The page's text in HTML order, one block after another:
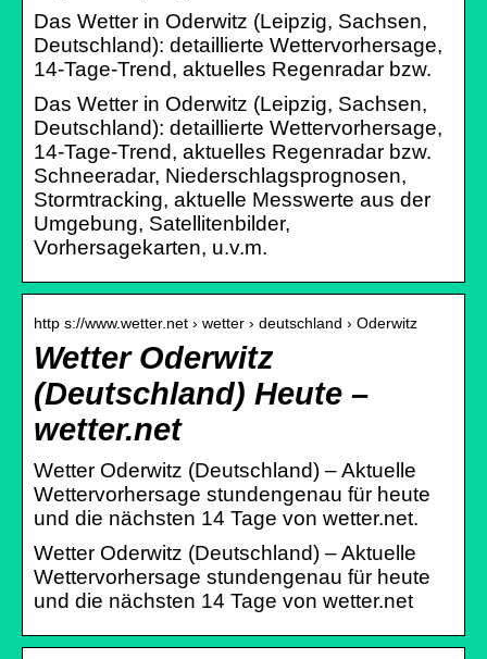
Das Wetter in Oderwitz (Leipzig, Sachsen,
Deutschland): detaillierte Wettervorhersage,
14-Tage-Trend, aktuelles Regenradar bzw.
Das Wetter in Oderwitz (Leipzig, Sachsen,
Deutschland): detaillierte Wettervorhersage,
14-Tage-Trend, aktuelles Regenradar bzw.
Schneeradar, Niederschlagsprognosen,
Stormtracking, aktuelle Messwerte aus der
Umgebung, Satellitenbilder,
Vorhersagekarten, u.v.m.
http s://www.wetter.net › wetter › deutschland › Oderwitz
Wetter Oderwitz
(Deutschland) Heute –
wetter.net
Wetter Oderwitz (Deutschland) – Aktuelle
Wettervorhersage stundengenau für heute
und die nächsten 14 Tage von wetter.net.
Wetter Oderwitz (Deutschland) – Aktuelle
Wettervorhersage stundengenau für heute
und die nächsten 14 Tage von wetter.net